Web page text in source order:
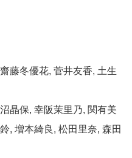
藤冬優花, 菅井友香, 土生
晶保, 幸阪茉里乃, 関有美
, 増本綺良, 松田里奈, 森田